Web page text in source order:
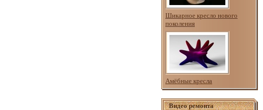
Шикарное кресло нового
поколения
Амёбные кресла
Видео ремонта